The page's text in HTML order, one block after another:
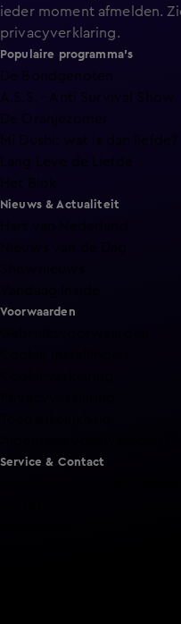
ieder moment afmelden.
privacyverklaring.
Populaire programma's
De Bondgenoten
A.S.S. - Anti Survival Show
De Oranjezomer
Mi Dushi: wat is dan liefde?
Nieuws & Actualiteit
Voorwaarden
Service & Contact